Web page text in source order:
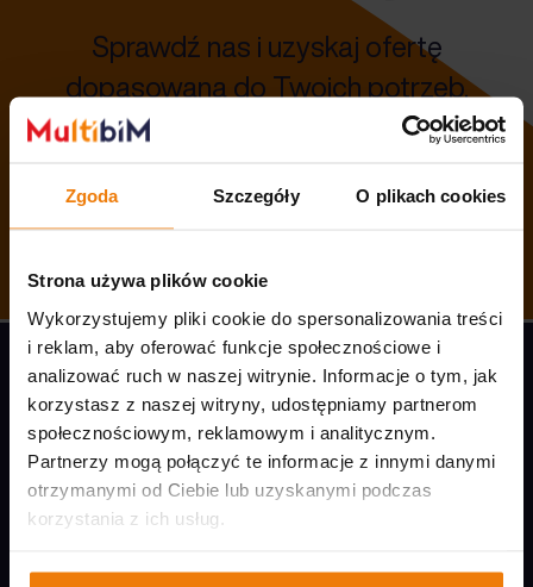
Zgoda Szczegóły O plikach cookies
Strona używa plików cookie
Wykorzystujemy pliki cookie do spersonalizowania treści
i reklam, aby oferować funkcje społecznościowe i
analizować ruch w naszej witrynie. Informacje o tym, jak
korzystasz z naszej witryny, udostępniamy partnerom
społecznościowym, reklamowym i analitycznym.
Partnerzy mogą połączyć te informacje z innymi danymi
otrzymanymi od Ciebie lub uzyskanymi podczas
korzystania z ich usług.
Sprawdź nas i uzyskaj ofertę
dopasowaną do Twoich potrzeb.
SKONTAKTUJ SIĘ
EMAIL: KONTAKT@MULTIBIM.PL
TEL:+48 579 775 363